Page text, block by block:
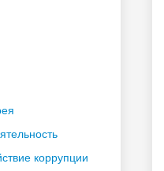
коррупции